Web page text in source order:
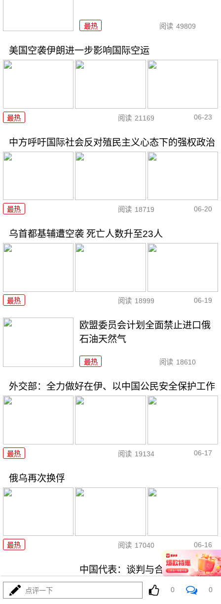
最热 阅读 49809
美国空袭伊朗进一步影响国际空运
最热 阅读 21169 06-23
中方呼吁国际社会反对殖民主义心态下的强权政治
最热 阅读 18719 06-20
乌首都基辅遭空袭 死亡人数升至23人
最热 阅读 18999 06-19
欧盟委员会计划全面禁止进口俄
石油天然气
最热 阅读 18610
外交部：全力做好在伊、以中国公民安全保护工作
最热 阅读 19134 06-17
俄乌再次换俘
最热 阅读 17040 06-16
中国代表：谈判与合作才是解决
伊核问题的正确途径
点评一下 0 0